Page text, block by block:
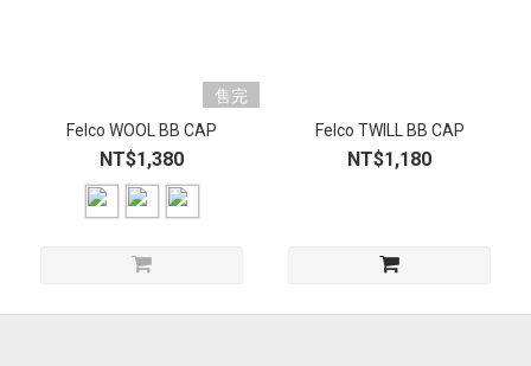
售完
Felco WOOL BB CAP
NT$1,380
Felco TWILL BB CAP
NT$1,180